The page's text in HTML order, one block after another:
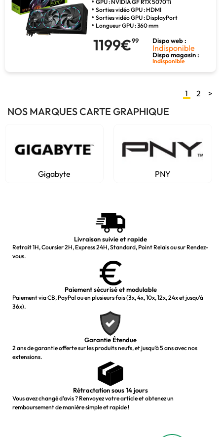
GPU : NVIDIA GF RTX 5070Ti
Sorties vidéo GPU : HDMI
Sorties vidéo GPU : DisplayPort
Longueur GPU : 360 mm
1199€99 Dispo web :
Indisponible
Dispo magasin :
Indisponible
1 2 >
NOS MARQUES CARTE GRAPHIQUE
Gigabyte PNY
Livraison suivie et rapide
Retrait 1H, Coursier 2H, Express 24H, Standard, Point Relais ou sur Rendez-
vous.
Paiement sécurisé et modulable
Paiement via CB, PayPal ou en plusieurs fois (3x, 4x, 10x, 12x, 24x et jusqu’à
36x).
Garantie Étendue
2 ans de garantie offerte sur les produits neufs, et jusqu’à 5 ans avec nos
extensions.
Rétractation sous 14 jours
Vous avez changé d’avis ? Renvoyez votre article et obtenez un
remboursement de manière simple et rapide !